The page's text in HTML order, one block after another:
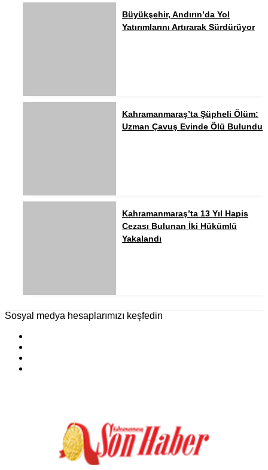
Büyükşehir, Andırın’da Yol
Yatırımlarını Artırarak Sürdürüyor
Kahramanmaraş’ta Şüpheli Ölüm:
Uzman Çavuş Evinde Ölü Bulundu
Kahramanmaraş’ta 13 Yıl Hapis
Cezası Bulunan İki Hükümlü
Yakalandı
Sosyal medya hesaplarımızı keşfedin